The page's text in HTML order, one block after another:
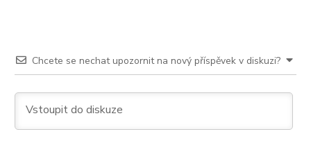
Chcete se nechat upozornit na nový příspěvek v diskuzi?